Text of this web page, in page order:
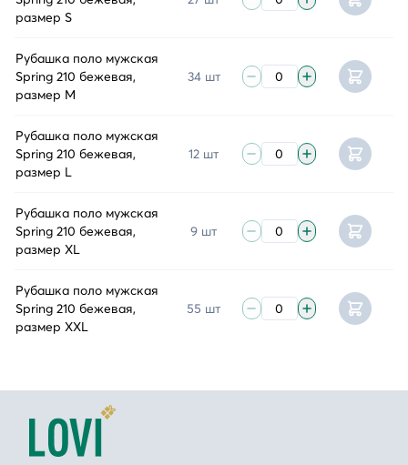
размер S
Рубашка поло мужская
Spring 210 бежевая,
размер M
34 шт
Рубашка поло мужская
Spring 210 бежевая,
размер L
12 шт
Рубашка поло мужская
Spring 210 бежевая,
размер XL
9 шт
Рубашка поло мужская
Spring 210 бежевая,
размер XXL
55 шт